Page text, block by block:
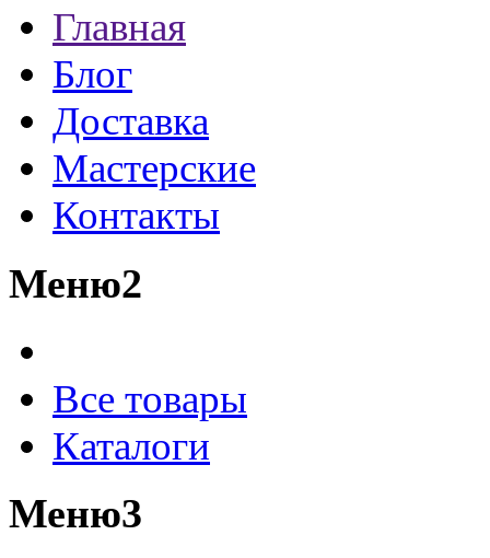
Главная
Блог
Доставка
Мастерские
Контакты
Меню2
Все товары
Каталоги
Меню3